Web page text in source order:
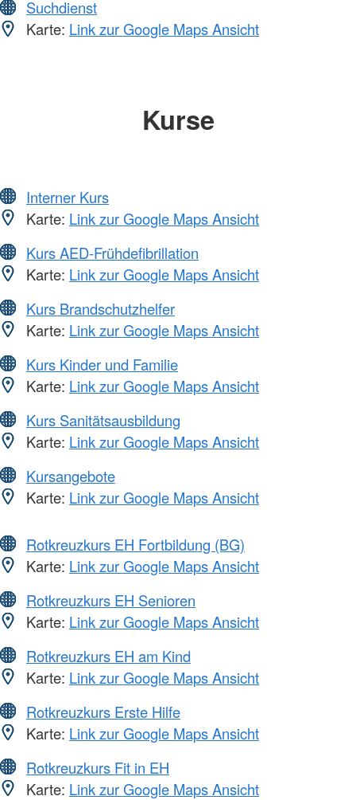
Suchdienst
Karte: Link zur Google Maps Ansicht
Kurse
Interner Kurs
Karte: Link zur Google Maps Ansicht
Kurs AED-Frühdefibrillation
Karte: Link zur Google Maps Ansicht
Kurs Brandschutzhelfer
Karte: Link zur Google Maps Ansicht
Kurs Kinder und Familie
Karte: Link zur Google Maps Ansicht
Kurs Sanitätsausbildung
Karte: Link zur Google Maps Ansicht
Kursangebote
Karte: Link zur Google Maps Ansicht
Rotkreuzkurs EH Fortbildung (BG)
Karte: Link zur Google Maps Ansicht
Rotkreuzkurs EH Senioren
Karte: Link zur Google Maps Ansicht
Rotkreuzkurs EH am Kind
Karte: Link zur Google Maps Ansicht
Rotkreuzkurs Erste Hilfe
Karte: Link zur Google Maps Ansicht
Rotkreuzkurs Fit in EH
Karte: Link zur Google Maps Ansicht